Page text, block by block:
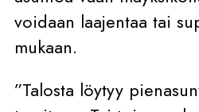
voidaan laajentaa tai
mukaan.
”Talosta löytyy